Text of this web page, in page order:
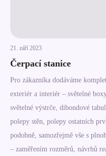
21. září 2023
Čerpací stanice
Pro zákazníka dodáváme
exteriér a interiér – světelné
světelné výstrče, dibondové
polepy stěn, polepy ostatních
podobně, samozřejmě vše s
– zaměřením rozměrů, návrhů